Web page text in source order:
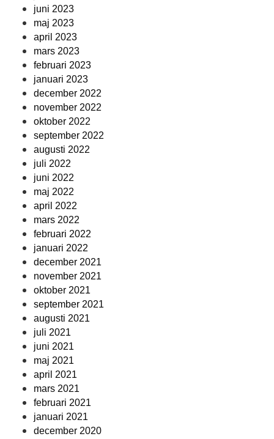
juni 2023
maj 2023
april 2023
mars 2023
februari 2023
januari 2023
december 2022
november 2022
oktober 2022
september 2022
augusti 2022
juli 2022
juni 2022
maj 2022
april 2022
mars 2022
februari 2022
januari 2022
december 2021
november 2021
oktober 2021
september 2021
augusti 2021
juli 2021
juni 2021
maj 2021
april 2021
mars 2021
februari 2021
januari 2021
december 2020